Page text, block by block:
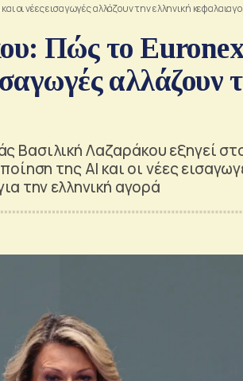
οι νέες εισαγωγές αλλάζουν την ελληνική
Πώς το
αλλάζουν
Βασιλική Λαζαράκου εξηγεί
της AI και οι νέες
την ελληνική αγορά